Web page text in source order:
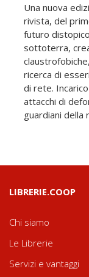
Una nuova
rivista, del
futuro
sottoterra,
ricerca di
di rete.
attacchi di
guardiani della
LIBRERIE.COOP
Chi siamo
Le Librerie
Servizi e vantaggi